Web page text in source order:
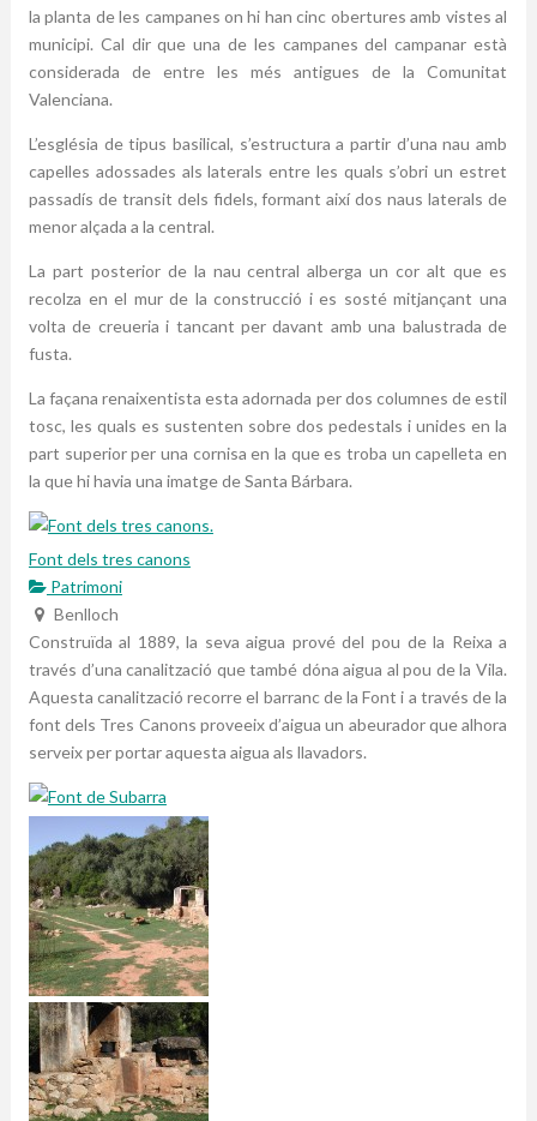
la planta de les campanes on hi han cinc obertures amb vistes al
municipi. Cal dir que una de les campanes del campanar està
considerada de entre les més antigues de la Comunitat
Valenciana.
L’església de tipus basilical, s’estructura a partir d’una nau amb
capelles adossades als laterals entre les quals s’obri un estret
passadís de transit dels fidels, formant així dos naus laterals de
menor alçada a la central.
La part posterior de la nau central alberga un cor alt que es
recolza en el mur de la construcció i es sosté mitjançant una
volta de creueria i tancant per davant amb una balustrada de
fusta.
La façana renaixentista esta adornada per dos columnes de estil
tosc, les quals es sustenten sobre dos pedestals i unides en la
part superior per una cornisa en la que es troba un capelleta en
la que hi havia una imatge de Santa Bárbara.
Font dels tres canons
Patrimoni
Benlloch
Construïda al 1889, la seva aigua prové del pou de la Reixa a
través d’una canalització que també dóna aigua al pou de la Vila.
Aquesta canalització recorre el barranc de la Font i a través de la
font dels Tres Canons proveeix d’aigua un abeurador que alhora
serveix per portar aquesta aigua als llavadors.